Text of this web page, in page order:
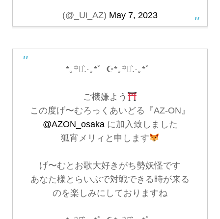
(@_Ui_AZ) May 7, 2023
*｡꙳⋆͛.·｡*゜☪︎*｡꙳⋆͛.·｡*゜
ご機嫌よう
この度げ〜むろっくあいどる『AZ-ON』
@AZON_osakaに加入致しました
狐宵メリィと申します
げ〜むとお歌大好きがち勢妖怪です
あなた様とらいぶで対戦できる時が来る
のを楽しみにしておりますね